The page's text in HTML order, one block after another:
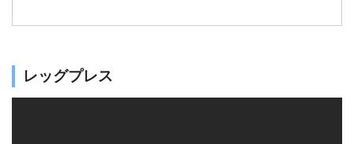
レッグプレス